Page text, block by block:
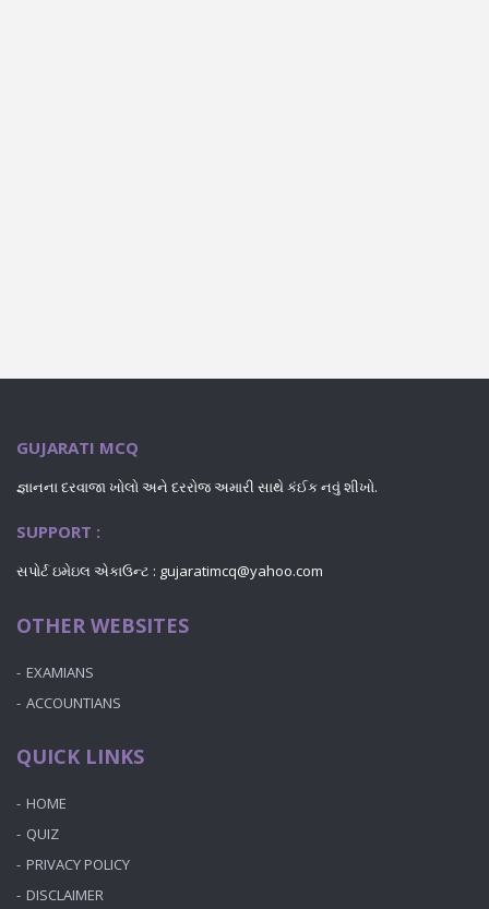
GUJARATI MCQ
જ્ઞાનના દરવાજા ખોલો અને દરરોજ અમારી સાથે કંઈક નવું શીખો.
SUPPORT :
સપોર્ટ ઇમેઇલ એકાઉન્ટ : gujaratimcq@yahoo.com
OTHER WEBSITES
EXAMIANS
ACCOUNTIANS
QUICK LINKS
HOME
QUIZ
PRIVACY POLICY
DISCLAIMER